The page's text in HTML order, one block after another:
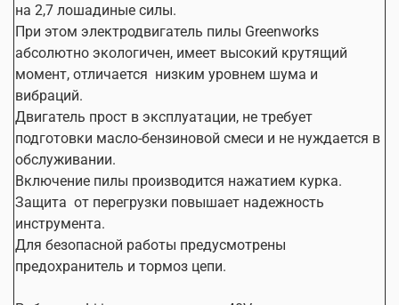
Вид резки
сухая
Комплект поставки
Модель
Цепная пила GD40CS20X
Аккумулятор
2927207 (5Ач)
Количество
аккумуляторов
1
Зарядное устройство
Защитный кожух
шины
Да
Ключ-гайковерт
Руководство по
эксплуатации
Да
на 2,7 лошадиные силы.
При этом электродвигатель пилы Greenworks
абсолютно экологичен, имеет высокий крутящий
момент, отличается низким уровнем шума и
вибраций.
Двигатель прост в эксплуатации, не требует
подготовки масло-бензиновой смеси и не нуждается в
обслуживании.
Включение пилы производится нажатием курка.
Защита от перегрузки повышает надежность
инструмента.
Для безопасной работы предусмотрены
предохранитель и тормоз цепи.